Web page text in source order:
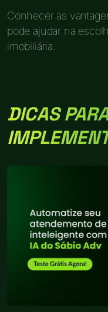
Conhecer as
pode ajudar na
imobiliária.
DICAS